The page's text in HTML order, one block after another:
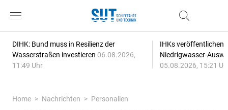
DIHK: Bund muss in Resilienz der
Wasserstraßen investieren 06.08.2026,
11:49 Uhr
IHKs veröffentlichen
Niedrigwasser-
05.08.2026, 15:21
Home Nachrichten
Personalien